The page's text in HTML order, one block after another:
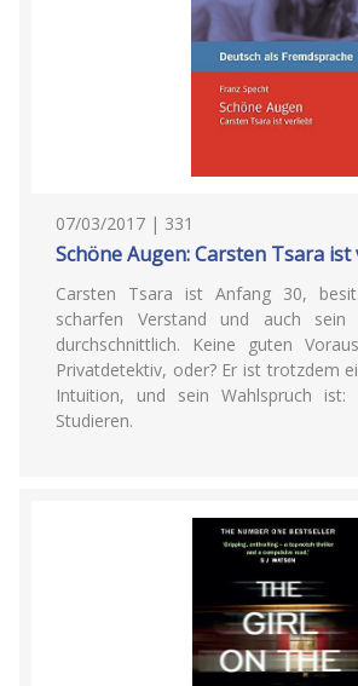
07/03/2017 | 331
Schöne Augen: Carsten Tsara
Carsten Tsara ist Anfang 30,
scharfen Verstand und auch sein
durchschnittlich. Keine guten
Privatdetektiv, oder? Er ist trotzdem
Intuition, und sein Wahlspruch
Studieren.